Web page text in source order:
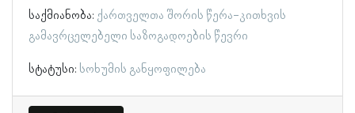
საქმიანობა: ქართველთა შორის წერა-კითხვის
გამავრცელებელი საზოგადოების წევრი
სტატუსი: სოხუმის განყოფილება